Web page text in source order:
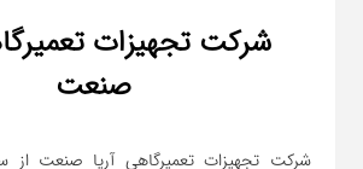
شرکت تجهیزات
صنعت